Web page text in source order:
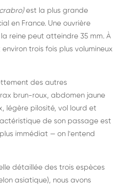
est la plus grande
en France. Une ouvrière
reine peut atteindre 35 mm. À
trois fois plus volumineux
des autres
brun-roux, abdomen jaune
légère pilosité, vol lourd et
de son passage est
immédiat — on l'entend
détaillée des trois espèces
asiatique), nous avons